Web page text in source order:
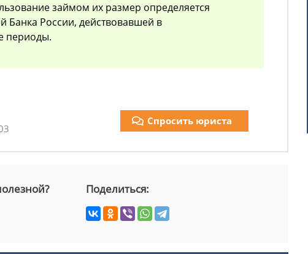
займом их размер определяется
Банка России, действовавшей в
периоды.
Спросить юриста
Поделиться: